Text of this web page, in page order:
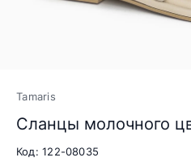
Tamaris
Сланцы молочного
Код: 122-08035